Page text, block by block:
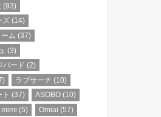
(93)
ズ (14)
ム (37)
(3)
バード (2)
ラブサーチ (10)
(37) ASOBO (10)
mimi (5) Omiai (57)